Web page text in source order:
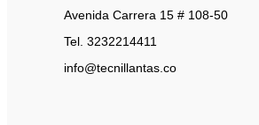
Avenida Carrera 15 # 108-50
Tel. 3232214411
info@tecnillantas.co